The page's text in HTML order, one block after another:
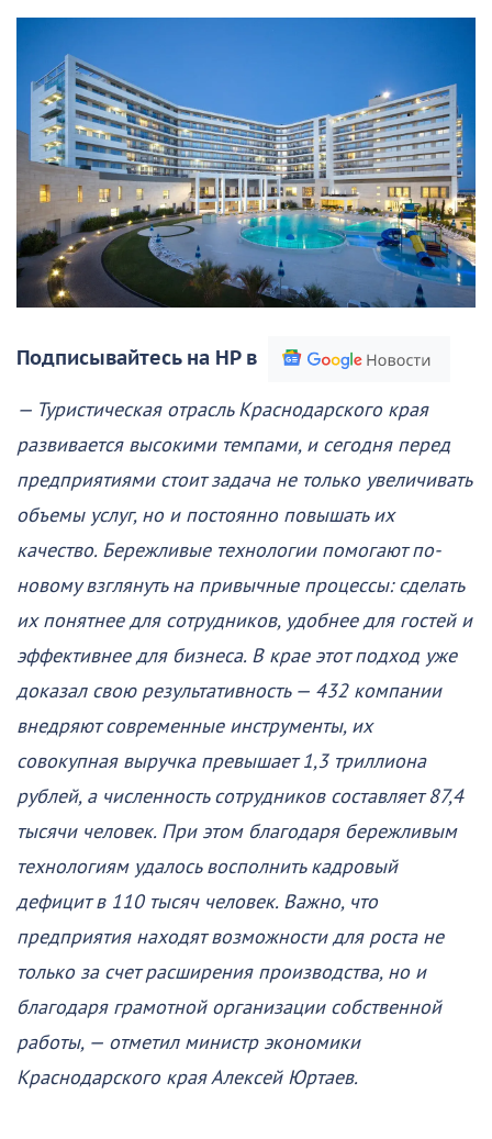
Подписывайтесь на НР в
— Туристическая отрасль Краснодарского края
развивается высокими темпами, и сегодня перед
предприятиями стоит задача не только увеличивать
объемы услуг, но и постоянно повышать их
качество. Бережливые технологии помогают по-
новому взглянуть на привычные процессы: сделать
их понятнее для сотрудников, удобнее для гостей и
эффективнее для бизнеса. В крае этот подход уже
доказал свою результативность — 432 компании
внедряют современные инструменты, их
совокупная выручка превышает 1,3 триллиона
рублей, а численность сотрудников составляет 87,4
тысячи человек. При этом благодаря бережливым
технологиям удалось восполнить кадровый
дефицит в 110 тысяч человек. Важно, что
предприятия находят возможности для роста не
только за счет расширения производства, но и
благодаря грамотной организации собственной
работы, — отметил министр экономики
Краснодарского края Алексей Юртаев.